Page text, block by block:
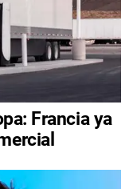
Francia ya